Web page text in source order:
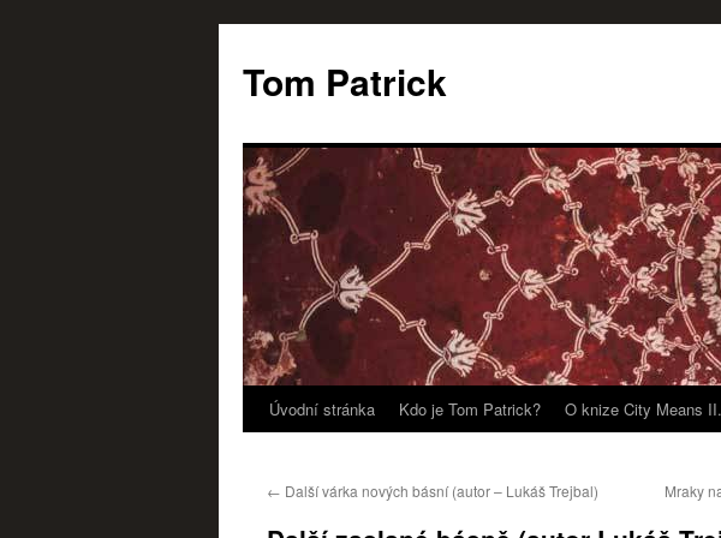
Tom Patrick
Přejít
obsahu
Úvodní stránka Kdo je Tom Patrick? O knize City Means II.
← Další várka nových básní (autor – Lukáš Trejbal) Mraky